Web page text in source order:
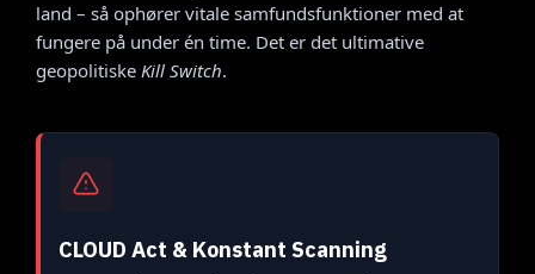
land – så ophører vitale samfundsfunktioner med at
fungere på under én time. Det er det ultimative
geopolitiske Kill Switch.
CLOUD Act & Konstant Scanning